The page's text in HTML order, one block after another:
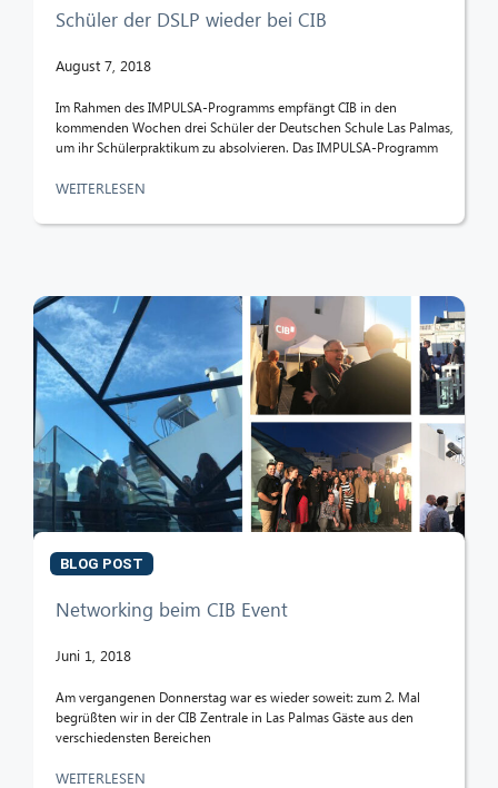
Schüler der DSLP wieder bei CIB
August 7, 2018
Im Rahmen des IMPULSA-Programms empfängt CIB in den
kommenden Wochen drei Schüler der Deutschen Schule Las Palmas,
um ihr Schülerpraktikum zu absolvieren. Das IMPULSA-Programm
WEITERLESEN
BLOG POST
Networking beim CIB Event
Juni 1, 2018
Am vergangenen Donnerstag war es wieder soweit: zum 2. Mal
begrüßten wir in der CIB Zentrale in Las Palmas Gäste aus den
verschiedensten Bereichen
WEITERLESEN